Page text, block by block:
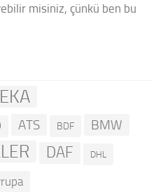
misiniz, çünkü ben bu
ATS BDF BMW
DAF DHL